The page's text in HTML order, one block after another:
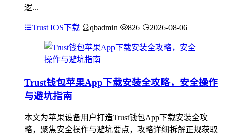
逻...
Trust IOS下载 qbadmin 826 2026-08-06
Trust钱包苹果App下载安装全攻略，安全操作
与避坑指南
本文为苹果设备用户打造Trust钱包App下载安装全攻
略，聚焦安全操作与避坑要点，攻略详细拆解正规获取